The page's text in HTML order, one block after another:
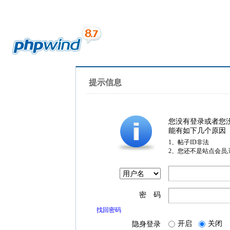
提示信息
您没有登录或者您
能有如下几个原因
1、帖子ID非法
2、您还不是站点会员
密 码
找回密码
隐身登录 开启 关闭